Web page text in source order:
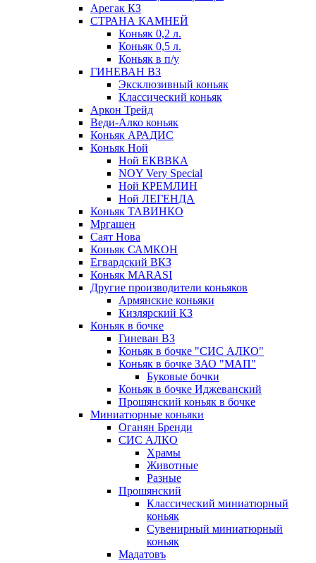
Арегак КЗ
СТРАНА КАМНЕЙ
Коньяк 0,2 л.
Коньяк 0,5 л.
Коньяк в п/у
ГИНЕВАН ВЗ
Эксклюзивный коньяк
Классический коньяк
Аркон Трейд
Веди-Алко коньяк
Коньяк АРАДИС
Коньяк Ной
Ной ЕКВВКА
NOY Very Special
Ной КРЕМЛИН
Ной ЛЕГЕНДА
Коньяк ТАВИНКО
Мргашен
Саят Нова
Коньяк САМКОН
Егвардский ВКЗ
Коньяк MARASI
Другие производители коньяков
Армянские коньяки
Кизлярский КЗ
Коньяк в бочке
Гиневан ВЗ
Коньяк в бочке "СИС АЛКО"
Коньяк в бочке ЗАО "МАП"
Буковые бочки
Коньяк в бочке Иджеванский
Прошянский коньяк в бочке
Миниатюрные коньяки
Оганян Бренди
СИС АЛКО
Храмы
Животные
Разные
Прошянский
Классический миниатюрный
коньяк
Сувенирный миниатюрный
коньяк
Мадатовъ